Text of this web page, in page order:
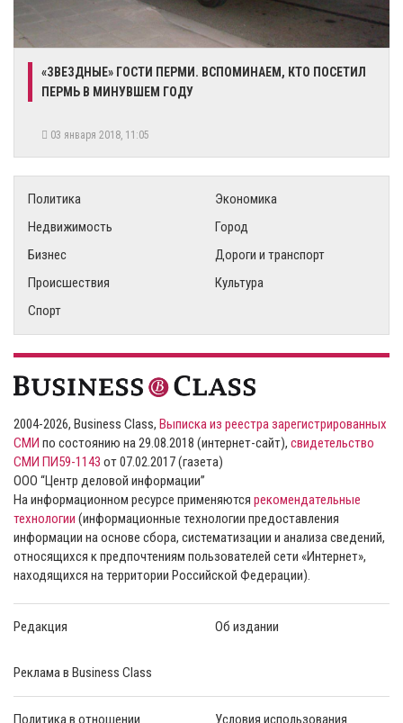
«ЗВЕЗДНЫЕ» ГОСТИ ПЕРМИ. ВСПОМИНАЕМ, КТО ПОСЕТИЛ
ПЕРМЬ В МИНУВШЕМ ГОДУ
03 января 2018, 11:05
Политика
Экономика
Недвижимость
Город
Бизнес
Дороги и транспорт
Происшествия
Культура
Спорт
2004-2026, Business Class, Выписка из реестра зарегистрированных
СМИ по состоянию на 29.08.2018 (интернет-сайт), свидетельство
СМИ ПИ59-1143 от 07.02.2017 (газета)
ООО “Центр деловой информации”
На информационном ресурсе применяются рекомендательные
технологии (информационные технологии предоставления
информации на основе сбора, систематизации и анализа сведений,
относящихся к предпочтениям пользователей сети «Интернет»,
находящихся на территории Российской Федерации).
Редакция Об издании
Реклама в Business Class
Политика в отношении Условия использования